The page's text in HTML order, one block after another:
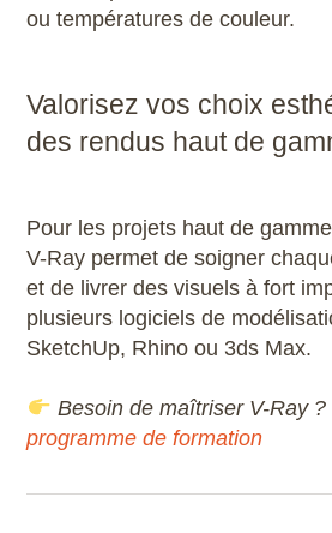
ou températures de couleur.
Valorisez vos choix
des rendus haut de
Pour les projets haut de
V-Ray permet de soigner
et de livrer des visuels à fort
plusieurs logiciels de
SketchUp, Rhino ou 3ds Max.
Besoin de maîtriser V-Ray ?
programme de formation